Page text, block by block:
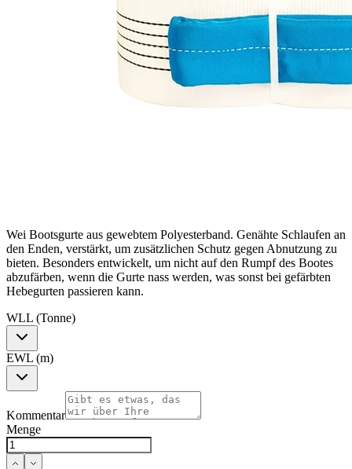
Wei Bootsgurte aus gewebtem Polyesterband. Genähte Schlaufen an
den Enden, verstärkt, um zusätzlichen Schutz gegen Abnutzung zu
bieten. Besonders entwickelt, um nicht auf den Rumpf des Bootes
abzufärben, wenn die Gurte nass werden, was sonst bei gefärbten
Hebegurten passieren kann.
WLL (Tonne)
EWL (m)
Kommentar
Menge